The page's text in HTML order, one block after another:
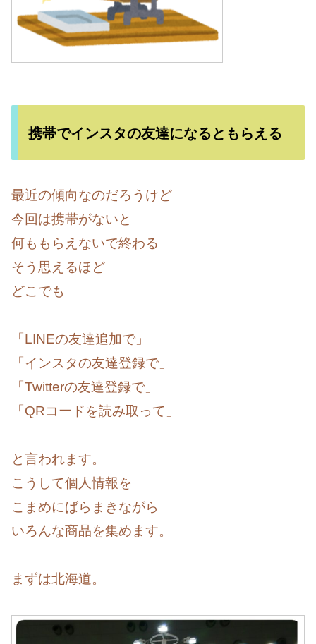
携帯でインスタの友達になるともらえる
最近の傾向なのだろうけど
今回は携帯がないと
何ももらえないで終わる
そう思えるほど
どこでも
「LINEの友達追加で」
「インスタの友達登録で」
「Twitterの友達登録で」
「QRコードを読み取って」
と言われます。
こうして個人情報を
こまめにばらまきながら
いろんな商品を集めます。
まずは北海道。